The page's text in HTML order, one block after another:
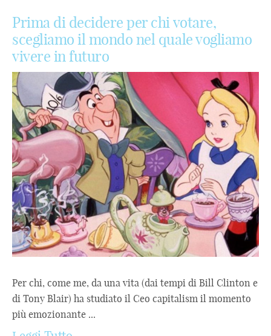
Prima di decidere per chi votare,
scegliamo il mondo nel quale vogliamo
vivere in futuro
Per chi, come me, da una vita (dai tempi di Bill Clinton e
di Tony Blair) ha studiato il Ceo capitalism il momento
più emozionante ...